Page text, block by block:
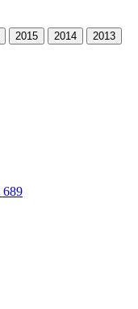
2015 2014
2013
689